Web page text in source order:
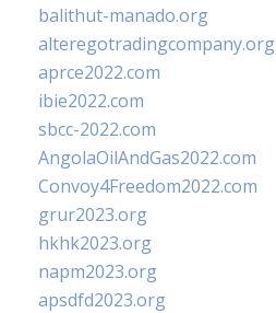
balithut-manado.org
alteregotradingcompany.org
aprce2022.com
ibie2022.com
sbcc-2022.com
AngolaOilAndGas2022.com
Convoy4Freedom2022.com
grur2023.org
hkhk2023.org
napm2023.org
apsdfd2023.org